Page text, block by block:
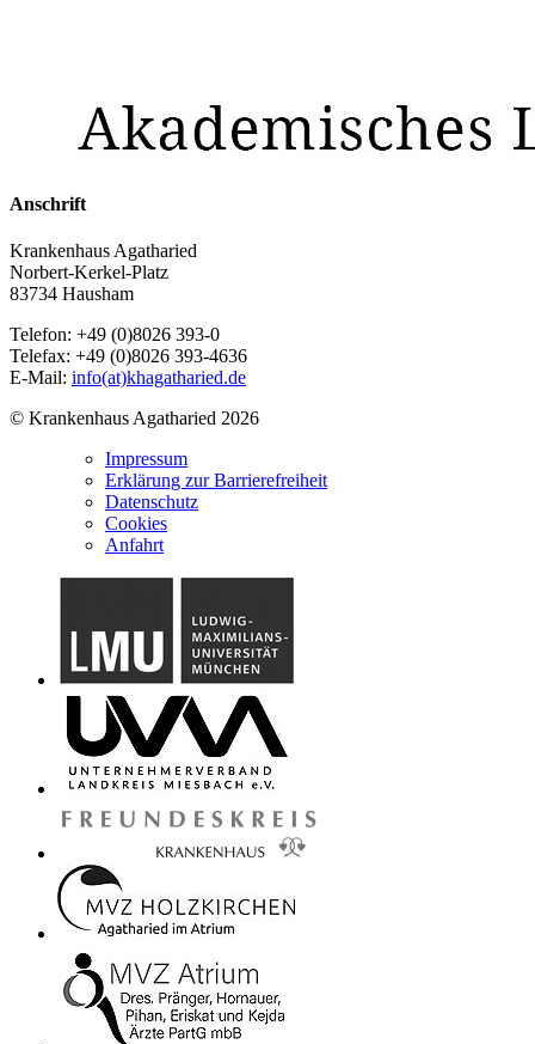
Anschrift
Krankenhaus Agatharied
Norbert-Kerkel-Platz
83734 Hausham
Telefon: +49 (0)8026 393-0
Telefax: +49 (0)8026 393-4636
E-Mail: info(at)khagatharied.de
© Krankenhaus Agatharied 2026
Impressum
Erklärung zur Barrierefreiheit
Datenschutz
Cookies
Anfahrt